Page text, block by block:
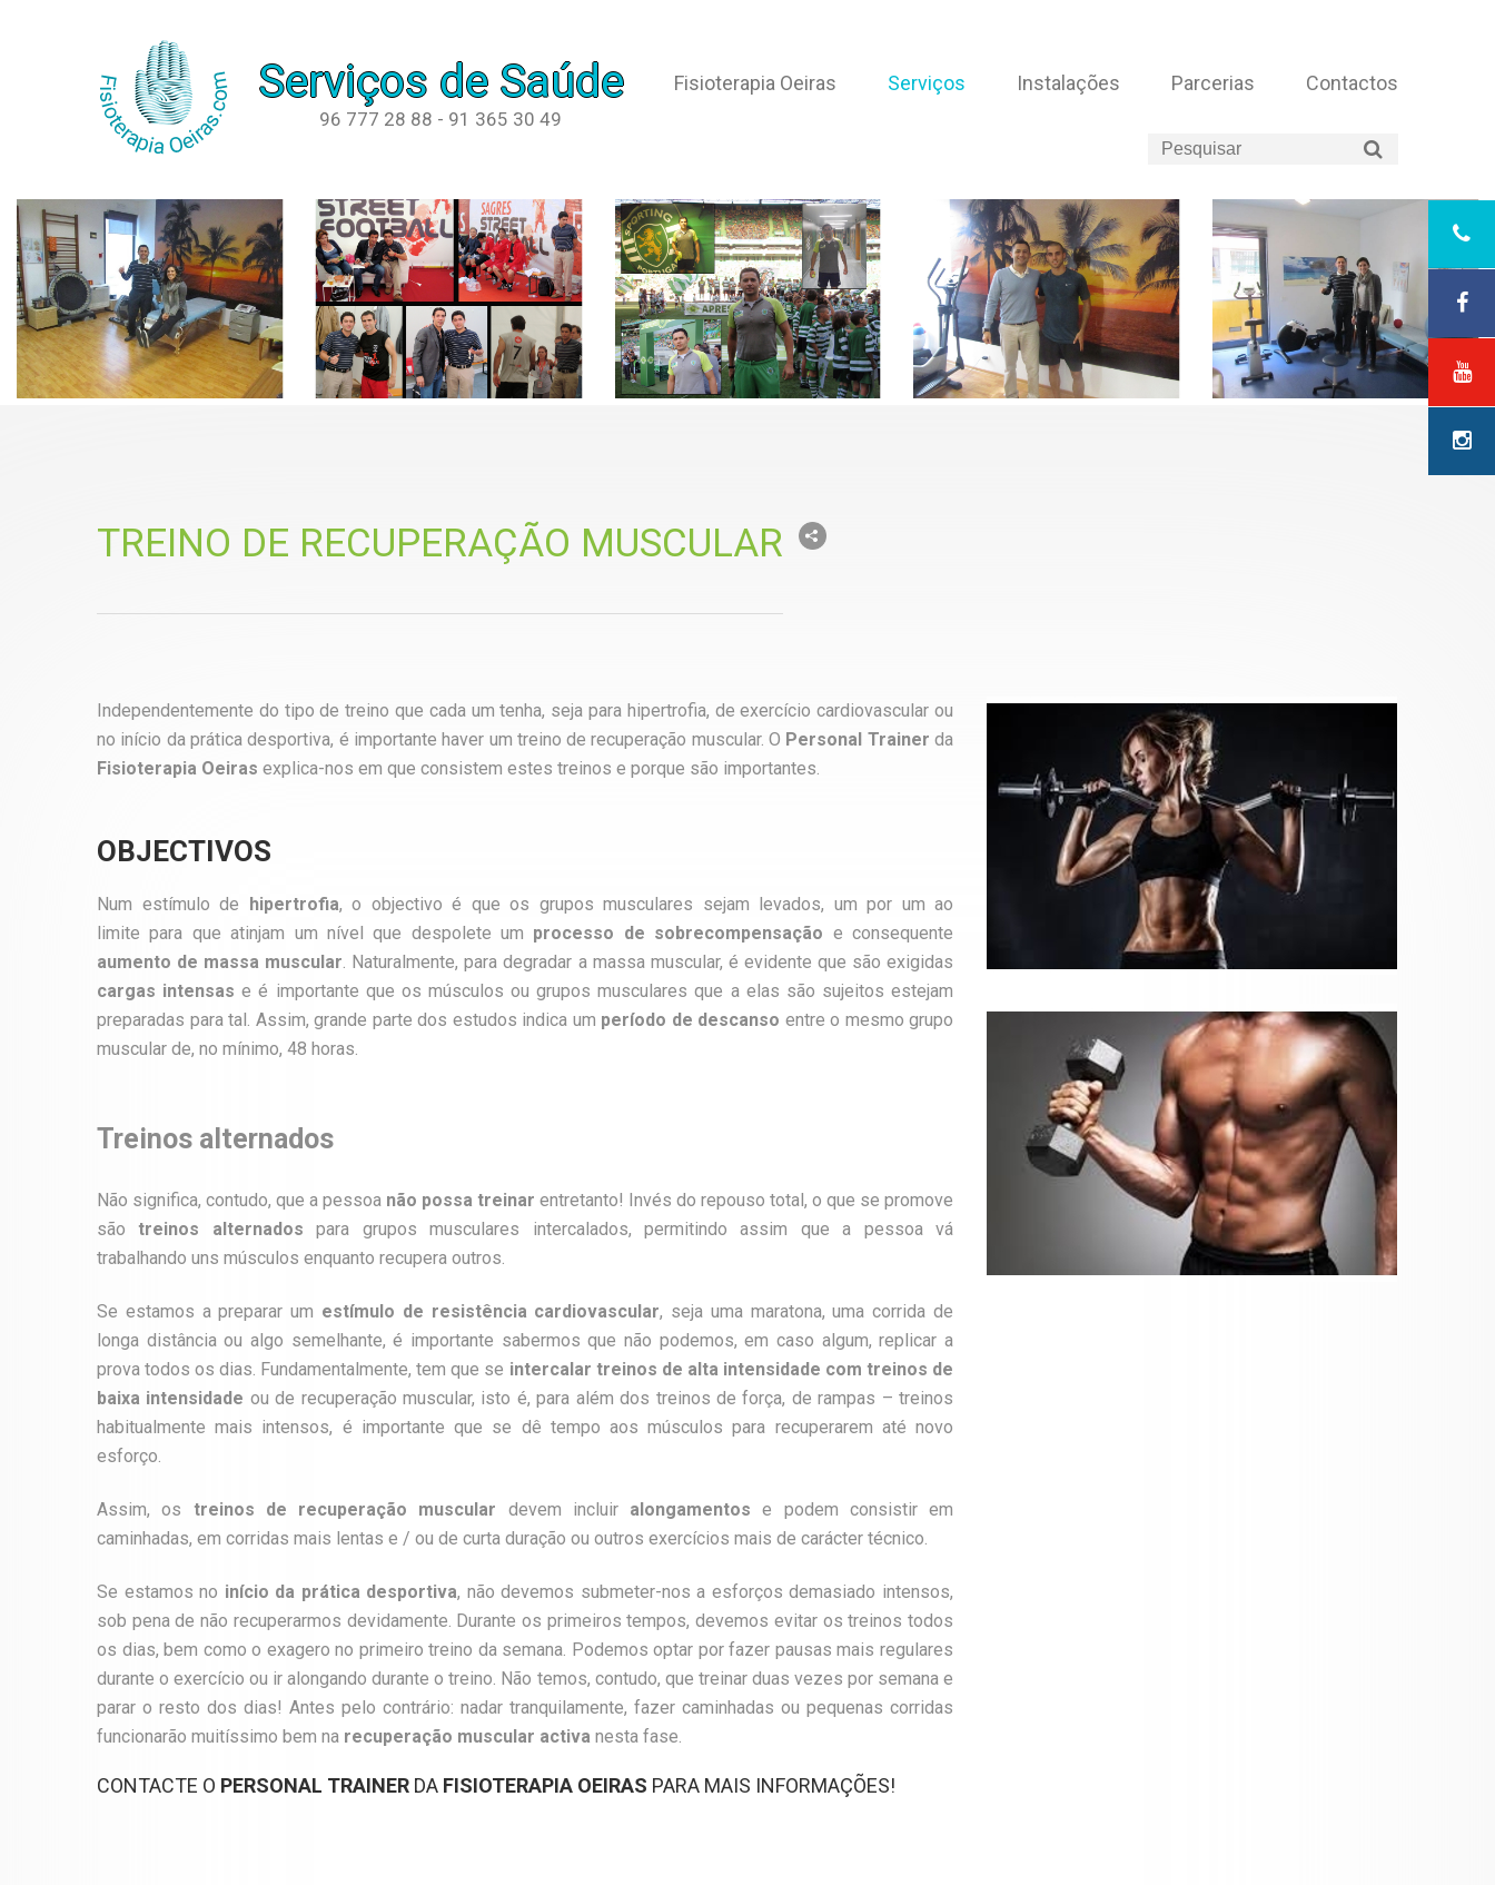
Serviços de Saúde
96 777 28 88 - 91 365 30 49
Fisioterapia Oeiras Serviços Instalações Parcerias Contactos
TREINO DE RECUPERAÇÃO MUSCULAR
Independentemente do tipo de treino que cada um tenha, seja para hipertrofia, de exercício cardiovascular ou
no início da prática desportiva, é importante haver um treino de recuperação muscular. O Personal Trainer da
Fisioterapia Oeiras explica-nos em que consistem estes treinos e porque são importantes.
OBJECTIVOS
Num estímulo de hipertrofia, o objectivo é que os grupos musculares sejam levados, um por um ao
limite para que atinjam um nível que despolete um processo de sobrecompensação e consequente
aumento de massa muscular. Naturalmente, para degradar a massa muscular, é evidente que são exigidas
cargas intensas e é importante que os músculos ou grupos musculares que a elas são sujeitos estejam
preparadas para tal. Assim, grande parte dos estudos indica um período de descanso entre o mesmo grupo
muscular de, no mínimo, 48 horas.
Treinos alternados
Não significa, contudo, que a pessoa não possa treinar entretanto! Invés do repouso total, o que se promove
sãotreinos alternadospara grupos musculares intercalados, permitindo assim que a pessoa vá
trabalhando uns músculos enquanto recupera outros.
Se estamos a preparar um estímulo de resistência cardiovascular, seja uma maratona, uma corrida de
longa distância ou algo semelhante, é importante sabermos que não podemos, em caso algum, replicar a
prova todos os dias. Fundamentalmente, tem que se intercalar treinos de alta intensidade com treinos de
baixa intensidade ou de recuperação muscular, isto é, para além dos treinos de força, de rampas – treinos
habitualmente mais intensos, é importante que se dê tempo aos músculos para recuperarem até novo
esforço.
Assim, os treinos de recuperação muscular devem incluir alongamentos e podem consistir em
caminhadas, em corridas mais lentas e / ou de curta duração ou outros exercícios mais de carácter técnico.
Se estamos no início da prática desportiva, não devemos submeter-nos a esforços demasiado intensos,
sob pena de não recuperarmos devidamente. Durante os primeiros tempos, devemos evitar os treinos todos
os dias, bem como o exagero no primeiro treino da semana. Podemos optar por fazer pausas mais regulares
durante o exercício ou ir alongando durante o treino. Não temos, contudo, que treinar duas vezes por semana e
parar o resto dos dias! Antes pelo contrário: nadar tranquilamente, fazer caminhadas ou pequenas corridas
funcionarão muitíssimo bem na recuperação muscular activa nesta fase.
CONTACTE O PERSONAL TRAINER DA FISIOTERAPIA OEIRAS PARA MAIS INFORMAÇÕES!